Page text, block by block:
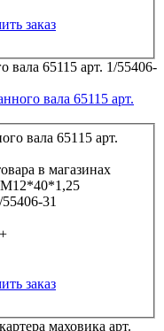
заказ
вала 65115 арт.
в магазинах
65115 арт. 1/55406-31
+
заказ